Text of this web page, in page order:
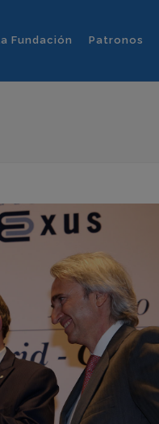
Fundación Patronos